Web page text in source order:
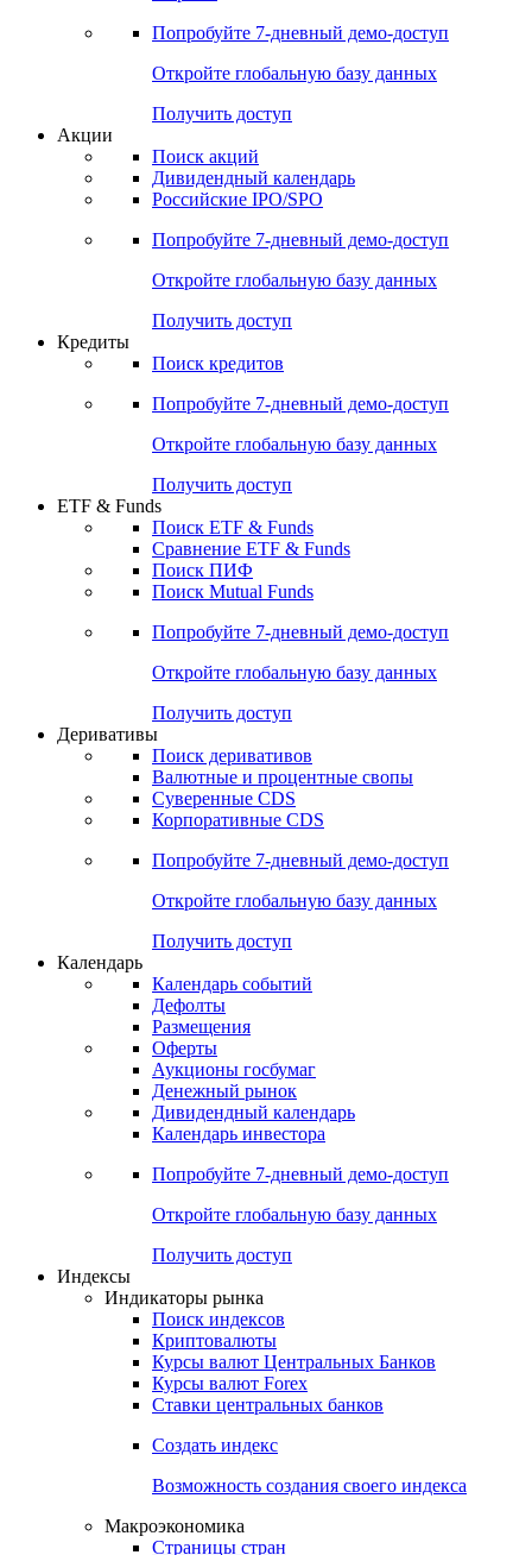
Cbonds Pages
Опросы
Попробуйте7-дневный
Откройте глобальную базу данных
Получить доступ
Поиск акций
Российские IPO/SPO
Попробуйте7-дневный
Откройте глобальную базу данных
Получить доступ
Поиск кредитов
Попробуйте7-дневный
Откройте глобальную базу данных
Получить доступ
ETF & Funds
Сравнение ETF & Funds
Поиск Mutual Funds
Попробуйте7-дневный
Откройте глобальную базу данных
Получить доступ
Деривативы
Валютные и процентные свопы
Корпоративные CDS
Попробуйте7-дневный
Откройте глобальную базу данных
Получить доступ
Календарь
Календарь событий
Дефолты
Размещения
Оферты
Денежный рынок
Календарь инвестора
Попробуйте7-дневный
Откройте глобальную базу данных
Получить доступ
Индикаторы рынка
Поиск индексов
Курсы валют Центральных Банков
Ставки центральных банков
Создать индекс